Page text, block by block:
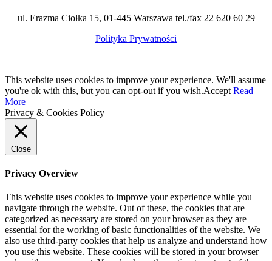
ul. Erazma Ciołka 15, 01-445 Warszawa tel./fax 22 620 60 29
Polityka Prywatności
This website uses cookies to improve your experience. We'll assume
you're ok with this, but you can opt-out if you wish.Accept Read
More
Privacy & Cookies Policy
Close
Privacy Overview
This website uses cookies to improve your experience while you
navigate through the website. Out of these, the cookies that are
categorized as necessary are stored on your browser as they are
essential for the working of basic functionalities of the website. We
also use third-party cookies that help us analyze and understand how
you use this website. These cookies will be stored in your browser